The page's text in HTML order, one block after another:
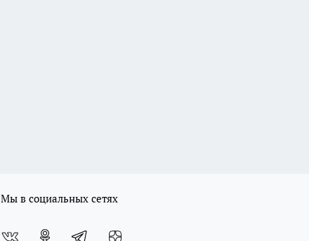
Мы в социальных сетях